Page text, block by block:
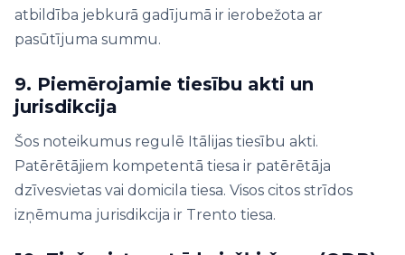
atbildība jebkurā gadījumā ir ierobežota ar
pasūtījuma summu.
9. Piemērojamie tiesību akti un
jurisdikcija
Šos noteikumus regulē Itālijas tiesību akti.
Patērētājiem kompetentā tiesa ir patērētāja
dzīvesvietas vai domicila tiesa. Visos citos strīdos
izņēmuma jurisdikcija ir Trento tiesa.